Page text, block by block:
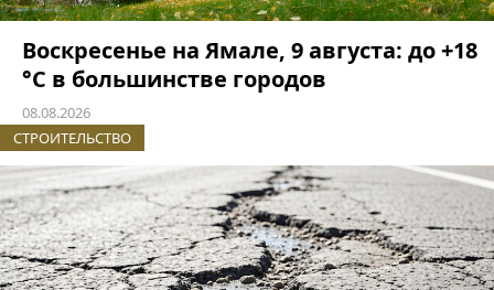
Воскресенье на Ямале, 9 августа: до +18
°C в большинстве городов
08.08.2026
СТРОИТЕЛЬСТВО